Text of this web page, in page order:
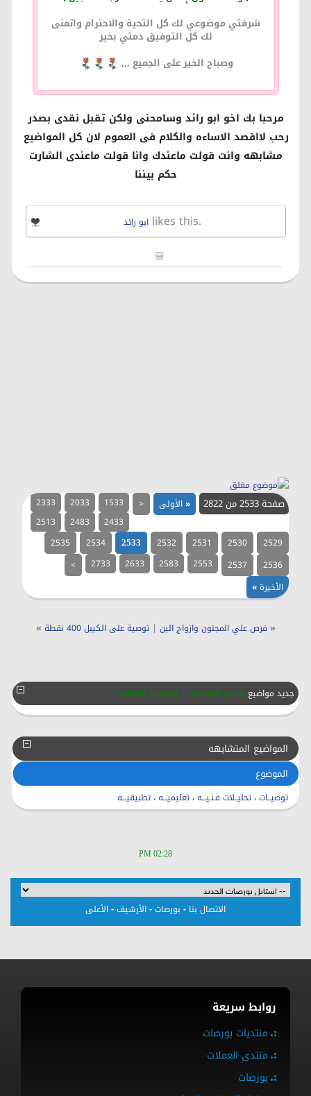
شرفتي موضوعي لك كل التحية والاحترام واتمنى
لك كل التوفيق دمتي بخير
وصباح الخير على الجميع ,,,
مرحبا بك اخو ابو رائد وسامحنى ولكن تقبل نقدى بصدر
رحب لااقصد الاساءه والكلام فى العموم لان كل المواضيع
مشابهه وانت قولت ماعندك وانا قولت ماعندى الشارت
حكم بيننا
ابو رائدlikes this.
صفحة 2533 من 2822 «الأولى <
1533
2033
2333
2433
2483
2513
2529
2530
2531
2532
2533
2534
2535
2536
2537
2553
2583
2633
2733
>
الأخيرة»
« فرص علي المجنون وازواج الين |توصية على الكيبل 400 نقطة »
جديد مواضيع قسم التوصيات - توصيات العملات
المواضيع المتشابهه
الموضوع
توصيــات ، تحليــلات فـنـيـــه ، تعليميـــه ، تطبيقيـــه
02:28 PM
الاتصال بنا - بورصات-الأرشيف-الأعلى
روابط سريعة
منتديات بورصات
منتدى العملات
بورصات